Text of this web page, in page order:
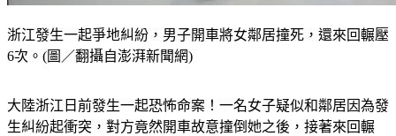
6次。(圖／翻攝自澎湃新聞網)
生糾紛起衝突，對方竟然開車故意撞倒她之後，接著來回輾
壓，最後導致女子傷重不治。當地警方獲報，已將涉案的3名